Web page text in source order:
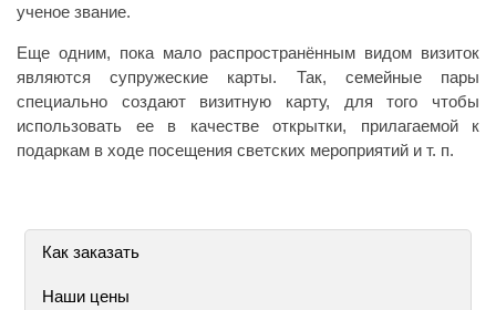
ученое звание.
Еще одним, пока мало распространённым видом визиток
являются супружеские карты. Так, семейные пары
специально создают визитную карту, для того чтобы
использовать ее в качестве открытки, прилагаемой к
подаркам в ходе посещения светских мероприятий и т. п.
Как заказать
Наши цены